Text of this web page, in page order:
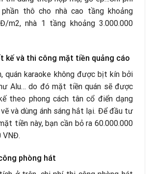
thô cho nhà cao tầng khoảng
m2, nhà 1 tầng khoảng 3.000.000
kế và thi công mặt tiền quảng cáo
quán karaoke không được bịt kín bởi
Alu… do đó mặt tiền quán sẽ được
theo phong cách tân cổ điển dạng
và dùng ánh sáng hắt lại. Để đầu tư
tiền này, bạn cần bỏ ra 60.000.000
VNĐ.
phòng hát